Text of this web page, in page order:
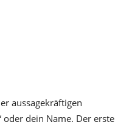
aussagekräftigen
oder dein Name. Der erste